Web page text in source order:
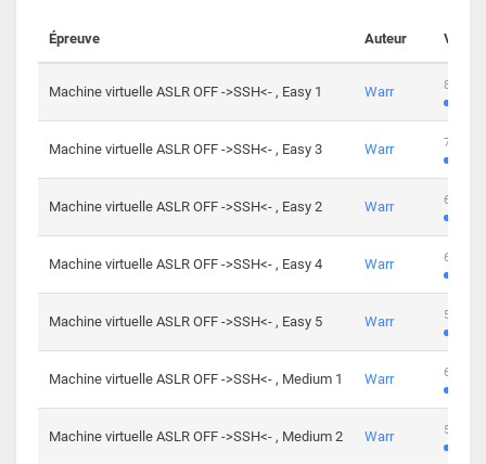
Épreuve Auteur
Machine virtuelle ASLR OFF ->SSH<- , Easy 1 Warr 801
Machine virtuelle ASLR OFF ->SSH<- , Easy 3 Warr 746
Machine virtuelle ASLR OFF ->SSH<- , Easy 2 Warr 681
Machine virtuelle ASLR OFF ->SSH<- , Easy 4 Warr 645
Machine virtuelle ASLR OFF ->SSH<- , Easy 5 Warr 561
Machine virtuelle ASLR OFF ->SSH<- , Medium 1 Warr 605
Machine virtuelle ASLR OFF ->SSH<- , Medium 2 Warr 509